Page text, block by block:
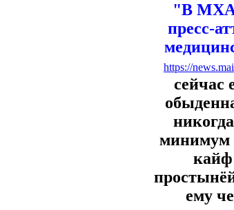
"В МХАТ
пресс-
https://
сейчас
минимум
ему